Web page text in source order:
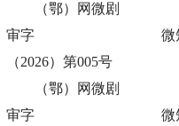
（鄂）网微剧
审字
（2026）第005号
微
（鄂）网微剧
审字
微